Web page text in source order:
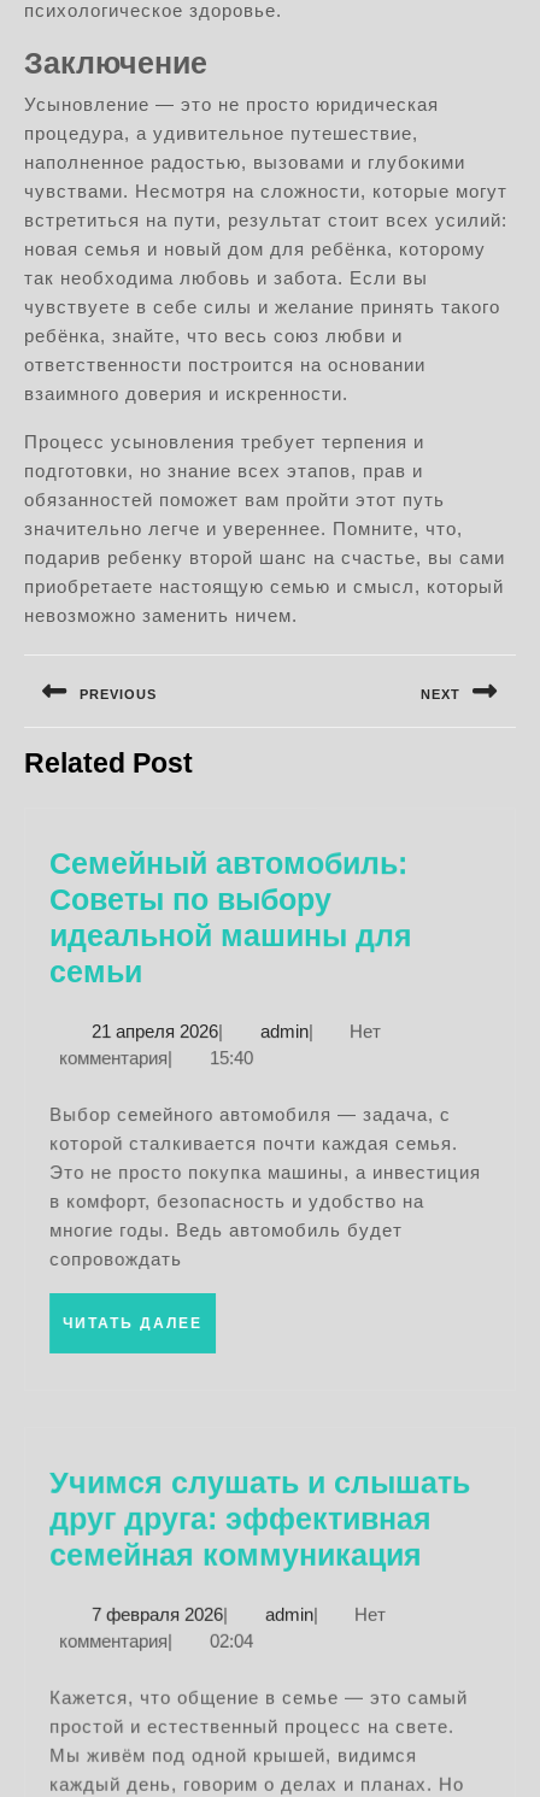
психологическое здоровье.
Заключение
Усыновление — это не просто юридическая
процедура, а удивительное путешествие,
наполненное радостью, вызовами и глубокими
чувствами. Несмотря на сложности, которые могут
встретиться на пути, результат стоит всех усилий:
новая семья и новый дом для ребёнка, которому
так необходима любовь и забота. Если вы
чувствуете в себе силы и желание принять такого
ребёнка, знайте, что весь союз любви и
ответственности построится на основании
взаимного доверия и искренности.
Процесс усыновления требует терпения и
подготовки, но знание всех этапов, прав и
обязанностей поможет вам пройти этот путь
значительно легче и увереннее. Помните, что,
подарив ребенку второй шанс на счастье, вы сами
приобретаете настоящую семью и смысл, который
невозможно заменить ничем.
по
PREVIOUS
запись:
NEXT
Related Post
Семейный автомобиль:
Советы по выбору
идеальной машины для
семьи
Советы
по
выбору
идеальной
машины
для
семьи
21 апреля 202621
апреля
| adminadmin
|
Нет
комментария| 15:40
Выбор семейного автомобиля — задача, с
которой сталкивается почти каждая семья.
Это не просто покупка машины, а инвестиция
в комфорт, безопасность и удобство на
многие годы. Ведь автомобиль будет
сопровождать
ЧИТАТЬ ДАЛЕЕ
Учимся слушать и слышать
друг друга: эффективная
семейная коммуникация
друг
друга:
7 февраля 20267
февраля
| adminadmin
|
Нет
комментария| 02:04
Кажется, что общение в семье — это самый
простой и естественный процесс на свете.
Мы живём под одной крышей, видимся
каждый день, говорим о делах и планах. Но